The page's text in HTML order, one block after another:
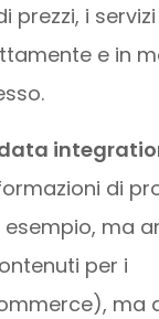
prezzi, i
e in
di
esempio, ma
per i
ma